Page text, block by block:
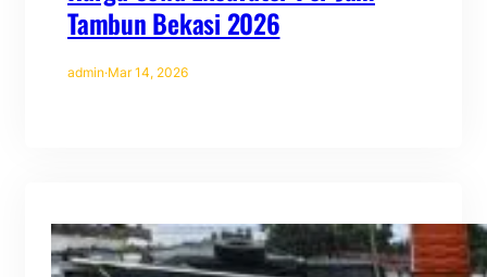
Tambun Bekasi 2026
admin·Mar 14, 2026